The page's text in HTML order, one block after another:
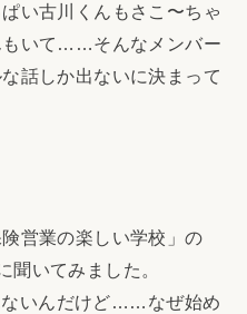
い古川くんもさこ〜ちゃ
もいて……そんなメンバー
話しか出ないに決まって
営業の楽しい学校」の
聞いてみました。
いんだけど……なぜ始め